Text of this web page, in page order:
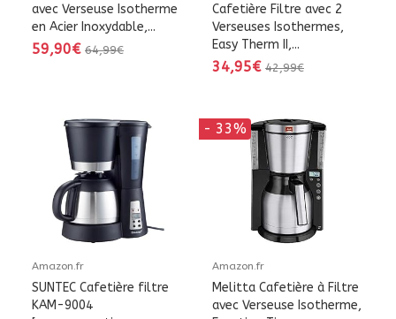
avec Verseuse Isotherme
en Acier Inoxydable,...
59,90€ 64,99€
Cafetière Filtre avec 2
Verseuses Isothermes,
Easy Therm II,...
34,95€ 42,99€
Amazon.fr
SUNTEC Cafetière filtre
KAM-9004
- 33%
Amazon.fr
Melitta Cafetière à Filtre
avec Verseuse Isotherme,